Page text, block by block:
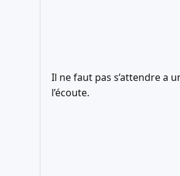
Il ne faut pas s’attendre a
l’écoute.